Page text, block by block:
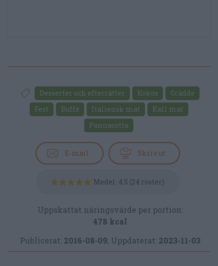
Desserter och efterrätter Kokos
Grädde
Fest
Buffé Italiensk mat
Kall mat
Pannacotta
E-mail Skriv ut
Medel: 4.5 (24 röster)
Uppskattat näringsvärde per portion:
478 kcal
Publicerat: 2016-08-09, Uppdaterat: 2023-11-03